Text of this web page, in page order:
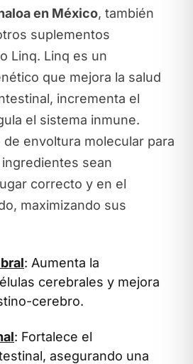
en México, también
suplementos
Linq. Linq es un
que mejora la salud
incrementa el
el sistema inmune.
envoltura molecular para
sean
correcto y en el
maximizando sus
: Aumenta la
cerebrales y mejora
cerebro.
: Fortalece el
asegurando una